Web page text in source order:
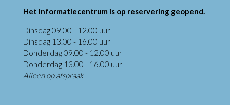
Het Informatiecentrum is op reservering geopend.
Dinsdag 09.00 - 12.00 uur
Dinsdag 13.00 - 16.00 uur
Donderdag 09.00 - 12.00 uur
Donderdag 13.00 - 16.00 uur
Alleen op afspraak